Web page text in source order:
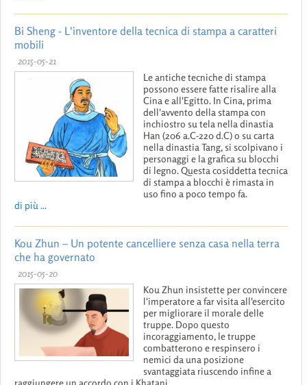
Bi Sheng - L'inventore della tecnica di stampa a caratteri
mobili
2015-05-21
Le antiche tecniche di stampa
possono essere fatte risalire alla
Cina e all'Egitto. In Cina, prima
dell'avvento della stampa con
inchiostro su tela nella dinastia
Han (206 a.C-220 d.C) o su carta
nella dinastia Tang, si scolpivano i
personaggi e la grafica su blocchi
di legno. Questa cosiddetta tecnica
di stampa a blocchi è rimasta in
uso fino a poco tempo fa.
di più ...
Kou Zhun – Un potente cancelliere senza casa nella terra
che ha governato
2015-05-20
Kou Zhun insistette per convincere
l'imperatore a far visita all'esercito
per migliorare il morale delle
truppe. Dopo questo
incoraggiamento, le truppe
combatterono e respinsero i
nemici da una posizione
svantaggiata riuscendo infine a
raggiungere un accordo con i Khatani.